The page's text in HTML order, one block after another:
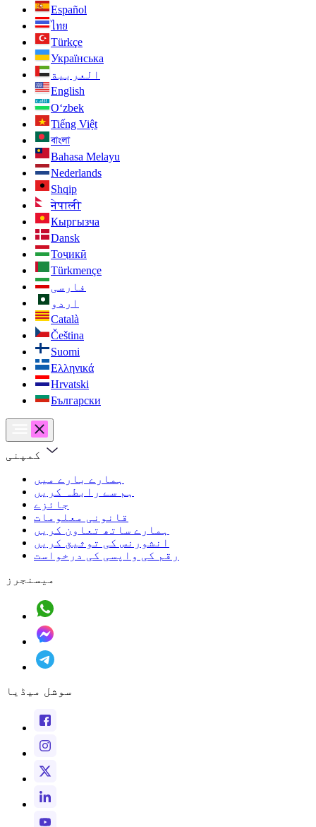
Español
ไทย
Türkçe
Українська
العربية
English
O‘zbek
Tiếng Việt
বাংলা
Bahasa Melayu
Nederlands
Shqip
नेपाली
Кыргызча
Dansk
Тоҷикӣ
Türkmençe
فارسی
اردو
Català
Čeština
Suomi
Ελληνικά
Hrvatski
Български
کمپنی
ہمارے بارے میں
ہم سے رابطہ کریں
جائزے
قانونی معلومات
ہمارے ساتھ تعاون کریں
انشورنس کی توثیق کریں
رقم کی واپسی کی درخواست
میسنجرز
سوشل میڈیا